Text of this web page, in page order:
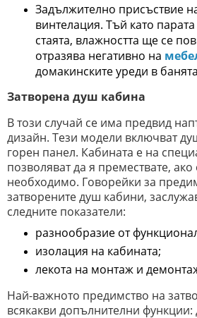
Задължително присъствие
винтелация. Тъй като
стаята, влажността ще се
отразява негативно на
домакинските уреди в
Затворена душ кабина
В този случай се има предвид
дизайн. Тези модели включват
горен панел. Кабината е на
позволяват да я премествате, ако
необходимо. Говорейки за
затворените душ кабини,
следните показатели:
разнообразие от
изолация на кабината;
лекота на монтаж и
Най-важното предимство на
всякакви допълнителни